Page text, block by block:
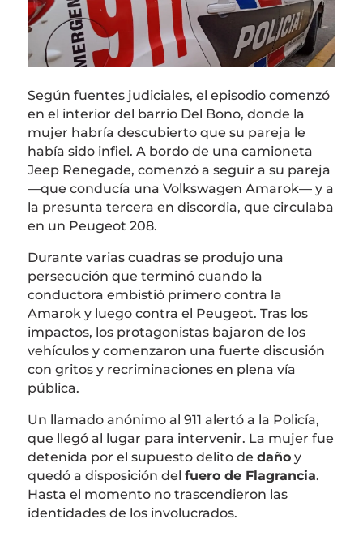
Según fuentes judiciales, el episodio comenzó
en el interior del barrio Del Bono, donde la
mujer habría descubierto que su pareja le
había sido infiel. A bordo de una camioneta
Jeep Renegade, comenzó a seguir a su pareja
—que conducía una Volkswagen Amarok— y a
la presunta tercera en discordia, que circulaba
en un Peugeot 208.
Durante varias cuadras se produjo una
persecución que terminó cuando la
conductora embistió primero contra la
Amarok y luego contra el Peugeot. Tras los
impactos, los protagonistas bajaron de los
vehículos y comenzaron una fuerte discusión
con gritos y recriminaciones en plena vía
pública.
Un llamado anónimo al 911 alertó a la Policía,
que llegó al lugar para intervenir. La mujer fue
detenida por el supuesto delito de dañoy
quedó a disposición del fuero de Flagrancia.
Hasta el momento no trascendieron las
identidades de los involucrados.